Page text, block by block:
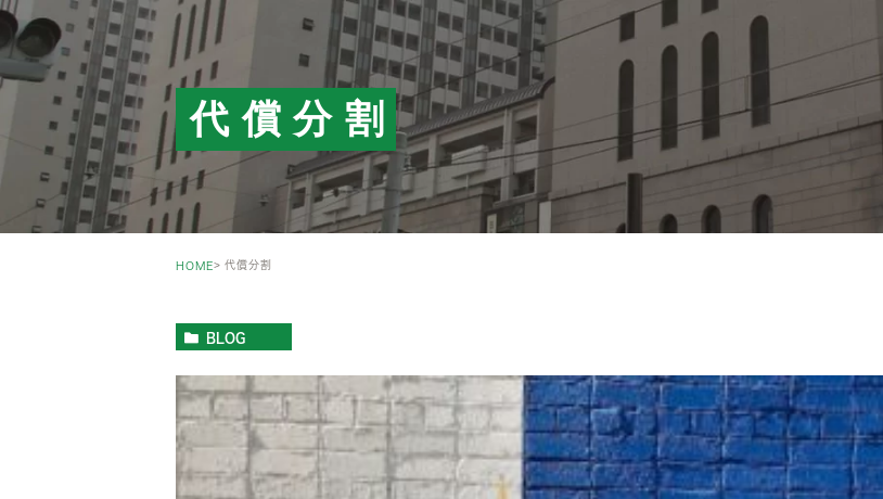
代償分割
HOME 代償分割
BLOG